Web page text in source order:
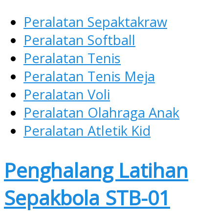
Peralatan Sepaktakraw
Peralatan Softball
Peralatan Tenis
Peralatan Tenis Meja
Peralatan Voli
Peralatan Olahraga Anak
Peralatan Atletik Kid
Penghalang Latihan
Sepakbola STB-01